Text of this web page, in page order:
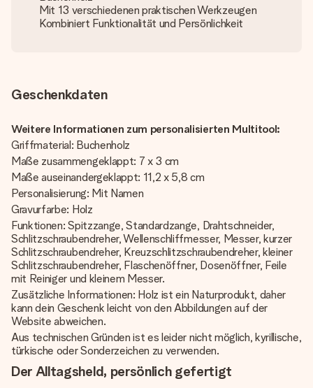
Mit 13 verschiedenen praktischen Werkzeugen
Kombiniert Funktionalität und Persönlichkeit
Geschenkdaten
Weitere Informationen zum personalisierten Multitool:
Griffmaterial: Buchenholz
Maße zusammengeklappt: 7 x 3 cm
Maße auseinandergeklappt: 11,2 x 5,8 cm
Personalisierung: Mit Namen
Gravurfarbe: Holz
Funktionen: Spitzzange, Standardzange, Drahtschneider,
Schlitzschraubendreher, Wellenschliffmesser, Messer, kurzer
Schlitzschraubendreher, Kreuzschlitzschraubendreher, kleiner
Schlitzschraubendreher, Flaschenöffner, Dosenöffner, Feile
mit Reiniger und kleinem Messer.
Zusätzliche Informationen: Holz ist ein Naturprodukt, daher
kann dein Geschenk leicht von den Abbildungen auf der
Website abweichen.
Aus technischen Gründen ist es leider nicht möglich, kyrillische,
türkische oder Sonderzeichen zu verwenden.
Der Alltagsheld, persönlich gefertigt